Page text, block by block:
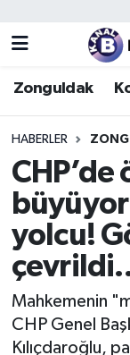
Zonguldak
HABERLER
yolcu!
Mahkemenin
CHP Genel
Kılıçdaroğlu,
Zonguldak
Kozlu
Ereğli
Çaycuma
Alaplı
Devrek
Gökçebey
Zonguldak
Zonguldak
Puan
Tüm
Son
Haber